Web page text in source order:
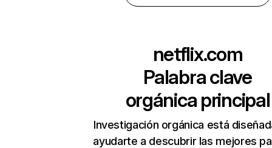
netflix.com
Palabra clave
orgánica principal
Investigación orgánica está
ayudarte a descubrir las mejores